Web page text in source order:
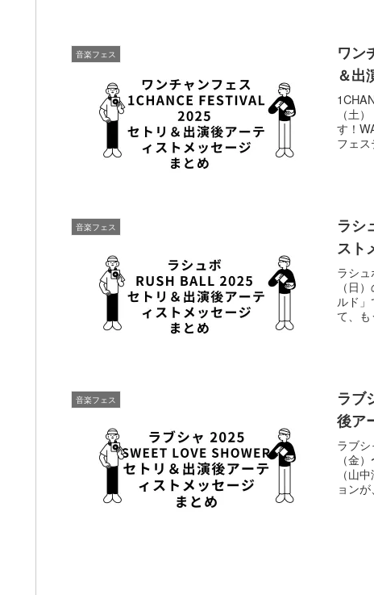
音楽フェス
ワン
＆出
（土
す！
フェ
音楽フェス
ラシ
スト
ラシ
（日
ルド
て、
音楽フェス
ラブ
後ア
ラブ
（金
（山
ョン